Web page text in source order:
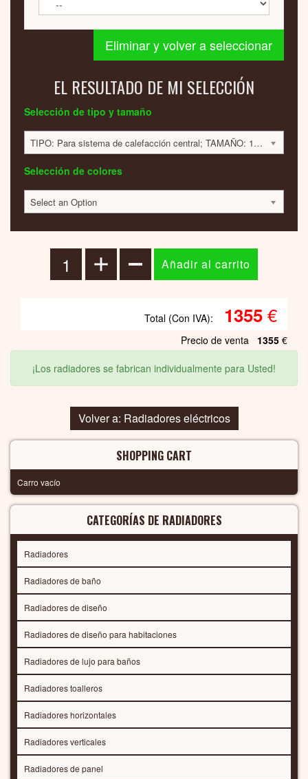
Eliminar y volver a seleccionar
EL RESULTADO DE MI SELECCIÓN
Selección de tipo y tamaño
TIPO: Para sistema de calefacción central; TAMAÑO: 1800x420x60; 584 VATIOS; 1356 EUR
Selección de colores
Select an Option
Total (Con IVA): 1355€
Precio de venta 1355 €
¡Los radiadores se fabrican individualmente para Usted!
Volver a: Radiadores eléctricos
SHOPPING CART
Carro vacío
CATEGORÍAS DE RADIADORES
Radiadores
Radiadores de baño
Radiadores de diseño
Radiadores de diseño para habitaciones
Radiadores de lujo para baños
Radiadores toalleros
Radiadores horizontales
Radiadores verticales
Radiadores de panel